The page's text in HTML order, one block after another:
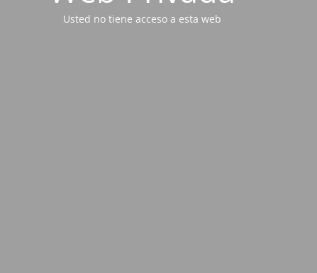
Usted no tiene acceso a esta web